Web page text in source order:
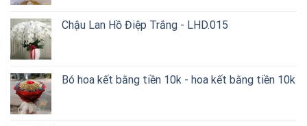
Chậu Lan Hồ Điệp Trắng - LHD.015
Bó hoa kết bằng tiền 10k - hoa kết bằng tiền 10k